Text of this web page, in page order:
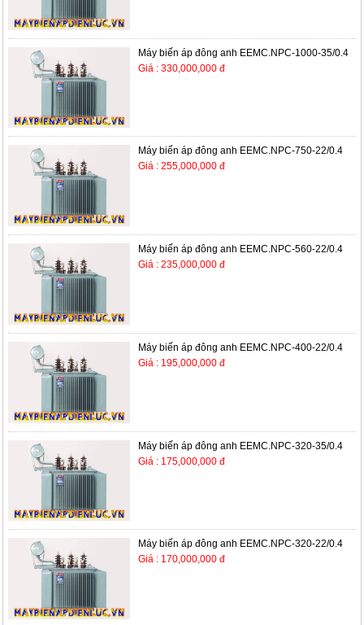
Máy biến áp đông anh EEMC.NPC-1000-35/0.4
Giá : 330,000,000 đ
Máy biến áp đông anh EEMC.NPC-750-22/0.4
Giá : 255,000,000 đ
Máy biến áp đông anh EEMC.NPC-560-22/0.4
Giá : 235,000,000 đ
Máy biến áp đông anh EEMC.NPC-400-22/0.4
Giá : 195,000,000 đ
Máy biến áp đông anh EEMC.NPC-320-35/0.4
Giá : 175,000,000 đ
Máy biến áp đông anh EEMC.NPC-320-22/0.4
Giá : 170,000,000 đ